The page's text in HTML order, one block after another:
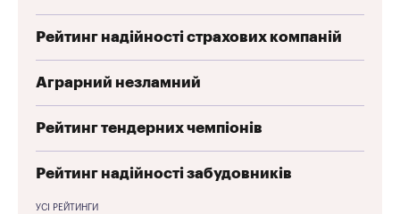
Рейтинг надійності страхових компаній
Аграрний незламний
Рейтинг тендерних чемпіонів
Рейтинг надійності забудовників
УСІ РЕЙТИНГИ